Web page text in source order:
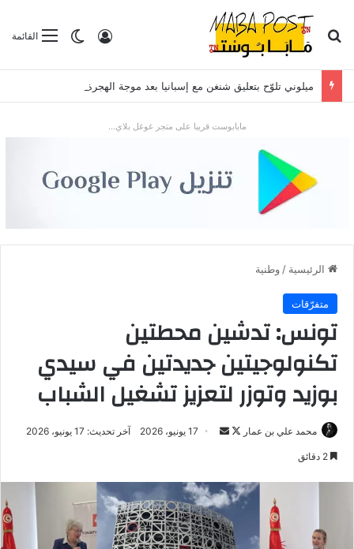
القائمةالوضع
تسجيل الدخول بحث عن
ميلوني تلوّح بتعليق شنغن مع إسبانيا بعد موجة الهجرة في سبتة
مابابوست قريبا على متجر غوغل بلاي...
الرئيسية / وطنية
متفرّقات
تونس: تدشين محطتين
تكنولوجيتين جديدتين في سيدي
بوزيد وتوزر لتعزيز تشغيل الشباب
محمد علي بن عمار
تابعأرسل 17 يونيو، 2026 آخر تحديث: 17 يونيو، 2026